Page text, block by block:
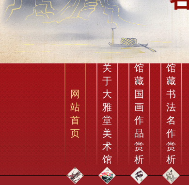
网
站
首
页
关
于
大
雅
堂
美
术
馆
馆
藏
国
画
作
品
赏
析
馆
藏
书
法
名
作
赏
析